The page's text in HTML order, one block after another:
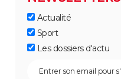
Actualité
Sport
Les dossiers d'actu